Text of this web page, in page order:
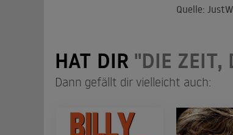
Quelle:
HAT DIR "DIE ZEIT,
Dann gefällt dir vielleicht auch: